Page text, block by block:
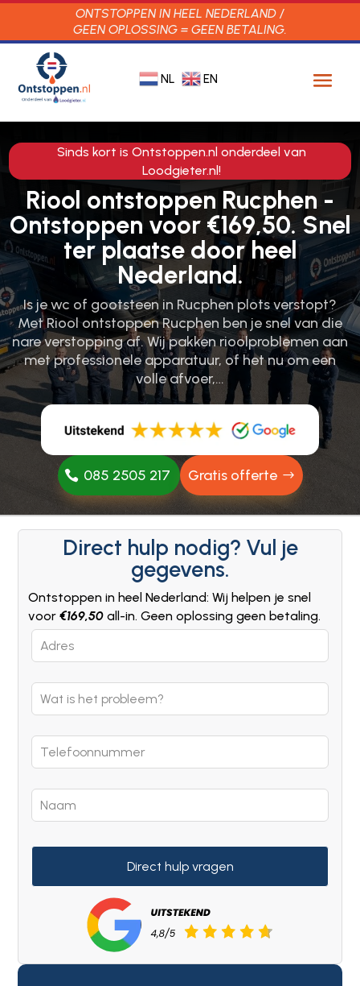
ONTSTOPPEN IN HEEL NEDERLAND /
GEEN OPLOSSING = GEEN BETALING.
NL EN
Sinds kort is Ontstoppen.nl onderdeel van
Loodgieter.nl!
Riool ontstoppen Rucphen -
Ontstoppen voor €169,50. Snel
ter plaatse door heel
Nederland.
Is je wc of gootsteen in Rucphen plots verstopt?
Met Riool ontstoppen Rucphen ben je snel van die
nare verstopping af.​ Wij pakken rioolproblemen aan
met professionele apparatuur, of het nu om een
volle afvoer,…
085 2505 217 Gratis offerte
Direct hulp nodig? Vul je
gegevens.
Ontstoppen in heel Nederland: Wij helpen je snel
voor€169,50 all-in. Geen oplossing geen betaling.
Leave
this
blank
Direct hulp vragen